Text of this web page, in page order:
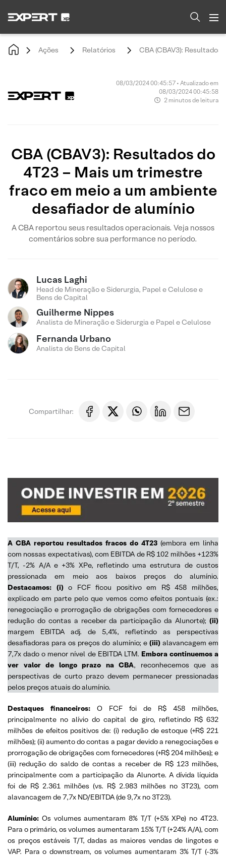
Ações Relatórios CBA (CBAV3):
08/03/2024 00:45:57 • Atualizado em
08/03/2024 00:45:58
2 minutos de leitura
CBA (CBAV3): Resultados do
4T23 – Mais um trimestre
fraco em meio a um ambiente
desafiador de alumínio
A CBA reportou seus resultados operacionais. Veja nossos
comentários sobre sua performance no período.
Lucas Laghi
Head de Mineração e Siderurgia, Papel e Celulose e
Bens de Capital
Guilherme Nippes
Analista de Mineração e Siderurgia e Papel e Celulose
Fernanda Urbano
Analista de Bens de Capital
Compartilhar:
A CBA reportou resultados fracos do 4T23 (embora em linha
com nossas expectativas), com EBITDA de R$ 102 milhões +123%
T/T, -2% A/A e +3% XPe, refletindo uma estrutura de custos
pressionada em meio aos baixos preços do alumínio.
Destacamos: (i)o FCF ficou positivo em R$ 458 milhões,
explicado em parte pelo que vemos como efeitos pontuais (ex.:
renegociação e prorrogação de obrigações com fornecedores e
redução do contas a receber da participação da Alunorte); (ii)
margem EBITDA adj. de 5,4%, refletindo as perspectivas
desafiadoras para os preços do alumínio; e (iii) alavancagem em
7,7x dado o menor nível de EBITDA LTM. Embora continuemos a
ver valor de longo prazo na CBA, reconhecemos que as
perspectivas de curto prazo devem permanecer pressionadas
pelos preços atuais do alumínio.
Destaques financeiros: O FCF foi de R$ 458 milhões,
principalmente no alívio do capital de giro, refletindo R$ 632
milhões de efeitos positivos de: (i) redução de estoque (+R$ 221
milhões); (ii) aumento do contas a pagar devido a renegociações e
prorrogação de obrigações com fornecedores (+R$ 204 milhões); e
(iii) redução do saldo de contas a receber de R$ 123 milhões,
principalmente com a participação da Alunorte. A dívida líquida
foi de R$ 2.361 milhões (vs. R$ 2.983 milhões no 3T23), com
alavancagem de 7,7x ND/EBITDA (de 9,7x no 3T23).
Alumínio: Os volumes aumentaram 8% T/T (+5% XPe) no 4T23.
Para o primário, os volumes aumentaram 15% T/T (+24% A/A), com
os preços estáveis T/T, dadas as maiores vendas de lingotes e
VAP. Para o downstream, os volumes aumentaram 3% T/T (-3%